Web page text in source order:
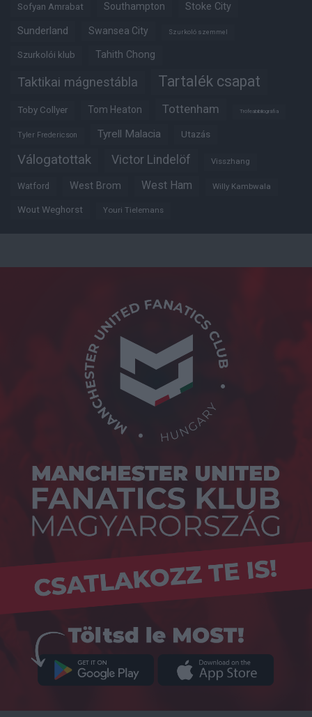
Sofyan Amrabat Southampton Stoke City
Sunderland Swansea City Szurkoló szemmel
Szurkolói klub Tahith Chong
Taktikai mágnestábla Tartalék csapat
Toby Collyer Tom Heaton Tottenham Trófeabibliográfia
Tyler Fredericson Tyrell Malacia Utazás
Válogatottak Victor Lindelöf Visszhang
Watford West Brom West Ham Willy Kambwala
Wout Weghorst Youri Tielemans